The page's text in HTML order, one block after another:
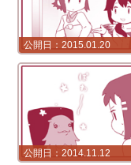
2015.01.20
2014.11.12